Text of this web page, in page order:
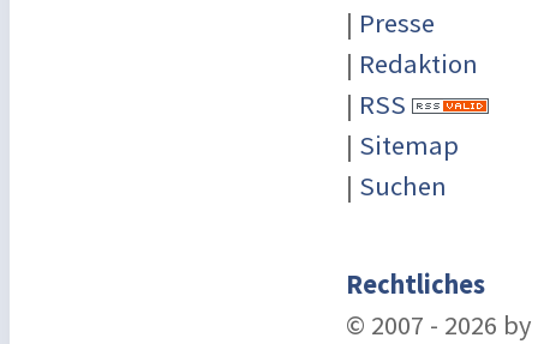
| Presse
| Redaktion
| RSS
| Sitemap
| Suchen
Rechtliches
© 2007 - 2026